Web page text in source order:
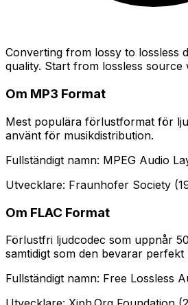
Converting from lossy to lossless
quality. Start from lossless source
Om MP3 Format
Mest populära förlustformat för
använt för musikdistribution.
Fullständigt namn: MPEG Audio
Utvecklare: Fraunhofer Society
Om FLAC Format
Förlustfri ljudcodec som uppnår
samtidigt som den bevarar perfekt
Fullständigt namn: Free Lossless